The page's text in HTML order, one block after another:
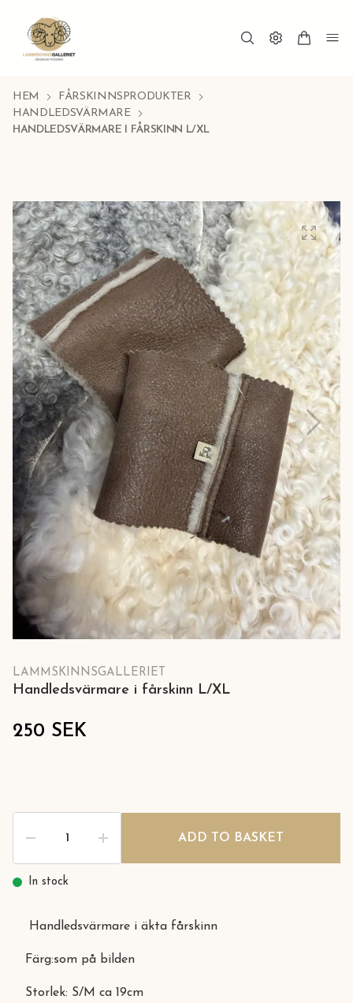
HEM
FÅRSKINNSPRODUKTER
HANDLEDSVÄRMARE
HANDLEDSVÄRMARE I FÅRSKINN L/XL
LAMMSKINNSGALLERIET
Handledsvärmare i fårskinn L/XL
250 SEK
ADD TO BASKET
In stock
Handledsvärmare i äkta fårskinn
Färg:som på bilden
Storlek: S/M ca 19cm